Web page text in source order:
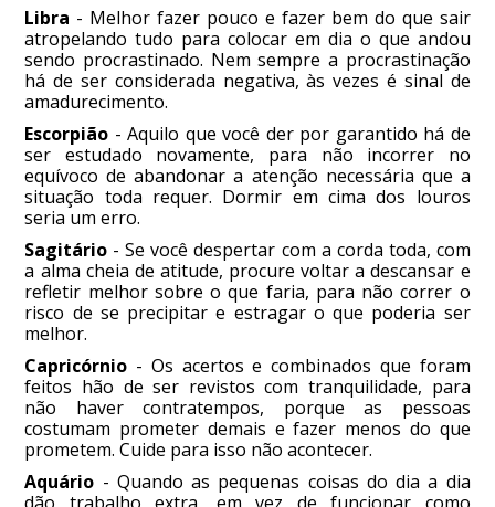
Libra - Melhor fazer pouco e fazer bem do que sair
atropelando tudo para colocar em dia o que andou
sendo procrastinado. Nem sempre a procrastinação
há de ser considerada negativa, às vezes é sinal de
amadurecimento.
Escorpião - Aquilo que você der por garantido há de
ser estudado novamente, para não incorrer no
equívoco de abandonar a atenção necessária que a
situação toda requer. Dormir em cima dos louros
seria um erro.
Sagitário - Se você despertar com a corda toda, com
a alma cheia de atitude, procure voltar a descansar e
refletir melhor sobre o que faria, para não correr o
risco de se precipitar e estragar o que poderia ser
melhor.
Capricórnio - Os acertos e combinados que foram
feitos hão de ser revistos com tranquilidade, para
não haver contratempos, porque as pessoas
costumam prometer demais e fazer menos do que
prometem. Cuide para isso não acontecer.
Aquário - Quando as pequenas coisas do dia a dia